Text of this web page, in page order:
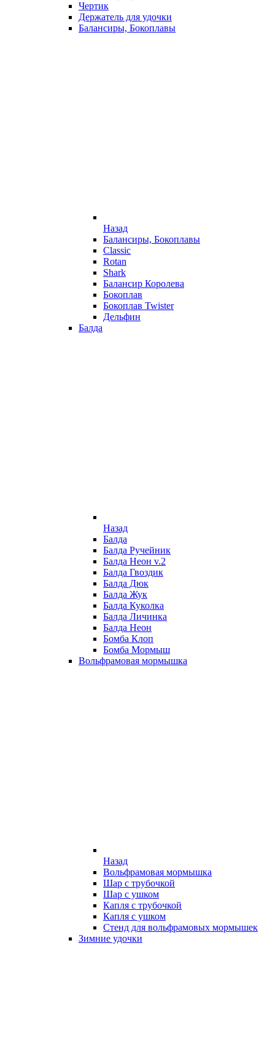
Чертик
Держатель для удочки
Балансиры, Бокоплавы
Назад
Балансиры, Бокоплавы
Classic
Rotan
Shark
Балансир Королева
Бокоплав
Бокоплав Twister
Дельфин
Балда
Назад
Балда
Балда Ручейник
Балда Неон v.2
Балда Гвоздик
Балда Дюк
Балда Жук
Балда Куколка
Балда Личинка
Балда Неон
Бомба Клоп
Бомба Мормыш
Вольфрамовая мормышка
Назад
Вольфрамовая мормышка
Шар с трубочкой
Шар с ушком
Капля с трубочкой
Капля с ушком
Стенд для вольфрамовых мормышек
Зимние удочки